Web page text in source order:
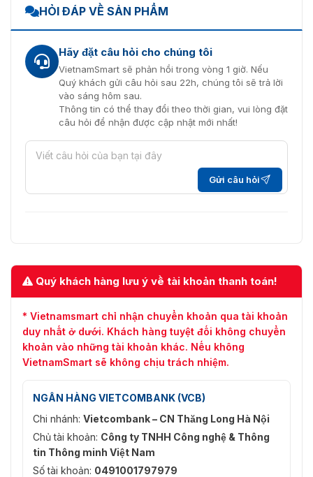
HỎI ĐÁP VỀ SẢN PHẨM
Hãy đặt câu hỏi cho chúng tôi
VietnamSmart sẽ phản hồi trong vòng 1 giờ. Nếu
Quý khách gửi câu hỏi sau 22h, chúng tôi sẽ trả lời
vào sáng hôm sau.
Thông tin có thể thay đổi theo thời gian, vui lòng đặt
câu hỏi để nhận được cập nhật mới nhất!
Gửi câu hỏi
Quý khách hàng lưu ý về tài khoản thanh toán!
* Vietnamsmart chỉ nhận chuyển khoản qua tài khoản
duy nhất ở dưới. Khách hàng tuyệt đối không chuyển
khoản vào những tài khoản khác. Nếu không
VietnamSmart sẽ không chịu trách nhiệm.
NGÂN HÀNG VIETCOMBANK (VCB)
Chi nhánh: Vietcombank – CN Thăng Long Hà Nội
Chủ tài khoản: Công ty TNHH Công nghệ & Thông
tin Thông minh Việt Nam
Số tài khoản: 0491001797979